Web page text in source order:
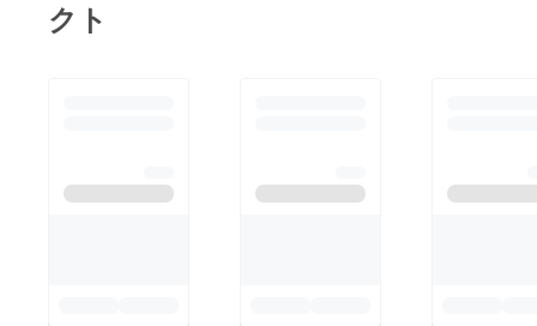
あり、多大なる感謝と
クト